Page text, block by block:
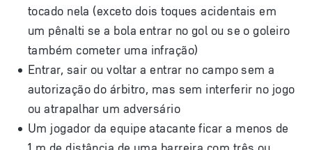
tocado nela (exceto dois toques acidentais em
um pênalti se a bola entrar no gol ou se o goleiro
também cometer uma infração)
Entrar, sair ou voltar a entrar no campo sem a
autorização do árbitro, mas sem interferir no jogo
ou atrapalhar um adversário
Um jogador da equipe atacante ficar a menos de